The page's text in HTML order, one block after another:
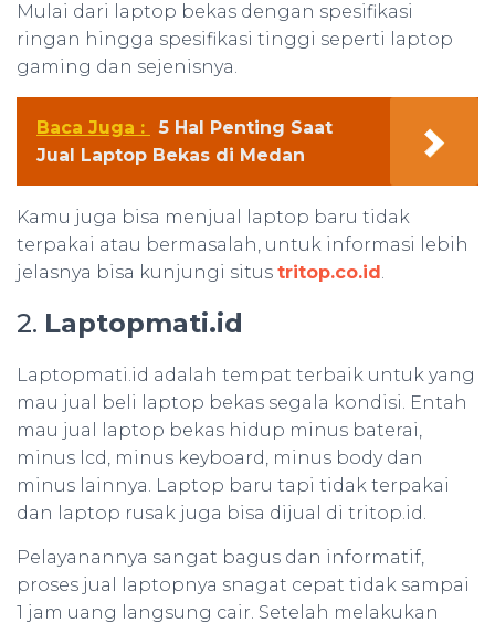
Mulai dari laptop bekas dengan spesifikasi
ringan hingga spesifikasi tinggi seperti laptop
gaming dan sejenisnya.
Baca Juga :
5 Hal Penting Saat
Jual Laptop Bekas di Medan
Kamu juga bisa menjual laptop baru tidak
terpakai atau bermasalah, untuk informasi lebih
jelasnya bisa kunjungi situs tritop.co.id .
2. Laptopmati.id
Laptopmati.id adalah tempat terbaik untuk yang
mau jual beli laptop bekas segala kondisi. Entah
mau jual laptop bekas hidup minus baterai,
minus lcd, minus keyboard, minus body dan
minus lainnya. Laptop baru tapi tidak terpakai
dan laptop rusak juga bisa dijual di tritop.id.
Pelayanannya sangat bagus dan informatif,
proses jual laptopnya snagat cepat tidak sampai
1 jam uang langsung cair. Setelah melakukan